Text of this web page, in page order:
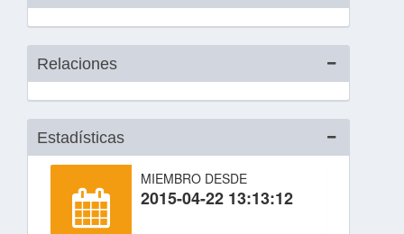
Relaciones
Estadísticas
MIEMBRO DESDE
2015-04-22 13:13:12